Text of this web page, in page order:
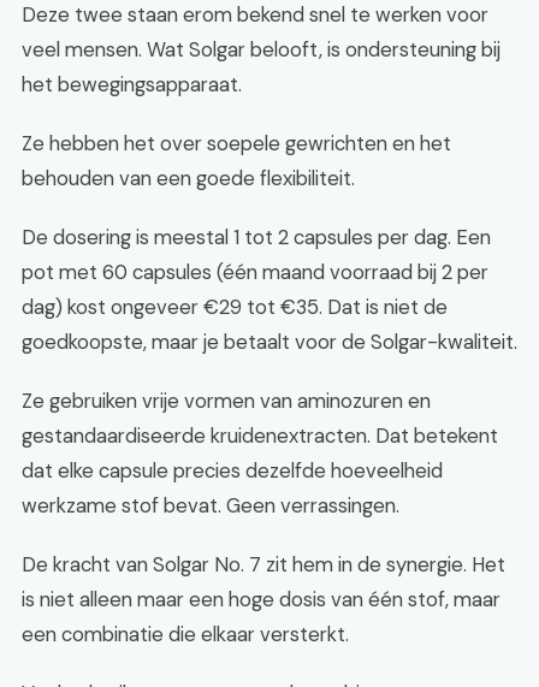
Deze twee staan erom bekend snel te werken voor
veel mensen. Wat Solgar belooft, is ondersteuning bij
het bewegingsapparaat.
Ze hebben het over soepele gewrichten en het
behouden van een goede flexibiliteit.
De dosering is meestal 1 tot 2 capsules per dag. Een
pot met 60 capsules (één maand voorraad bij 2 per
dag) kost ongeveer €29 tot €35. Dat is niet de
goedkoopste, maar je betaalt voor de Solgar-kwaliteit.
Ze gebruiken vrije vormen van aminozuren en
gestandaardiseerde kruidenextracten. Dat betekent
dat elke capsule precies dezelfde hoeveelheid
werkzame stof bevat. Geen verrassingen.
De kracht van Solgar No. 7 zit hem in de synergie. Het
is niet alleen maar een hoge dosis van één stof, maar
een combinatie die elkaar versterkt.